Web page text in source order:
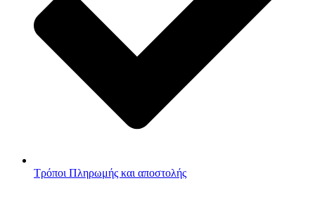
Τρόποι Πληρωμής και αποστολής